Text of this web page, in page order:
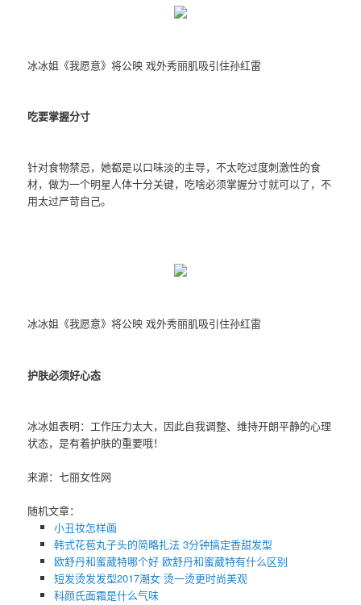
冰冰姐《我愿意》将公映 戏外秀丽肌吸引住孙红雷
吃要掌握分寸
针对食物禁忌，她都是以口味淡的主导，不太吃过度刺激性的食
材，做为一个明星人体十分关键，吃啥必须掌握分寸就可以了，不
用太过严苛自己。
冰冰姐《我愿意》将公映 戏外秀丽肌吸引住孙红雷
护肤必须好心态
冰冰姐表明：工作压力太大，因此自我调整、维持开朗平静的心理
状态，是有着护肤的重要哦！
来源：七丽女性网
随机文章：
小丑妆怎样画
韩式花苞丸子头的简略扎法 3分钟搞定香甜发型
欧舒丹和蜜葳特哪个好 欧舒丹和蜜葳特有什么区别
短发烫发发型2017潮女 烫一烫更时尚美观
科颜氏面霜是什么气味